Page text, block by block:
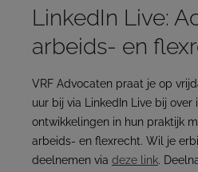
LinkedIn Live:
arbeids- en
VRF Advocaten praat je op
uur bij via LinkedIn Live bij over
ontwikkelingen in hun praktijk
arbeids- en flexrecht. Wil je
deelnemen via deze link.